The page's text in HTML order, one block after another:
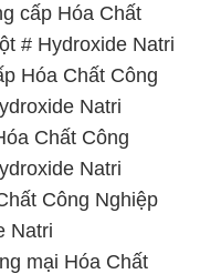
cấp Hóa Chất
# Hydroxide Natri
Hóa Chất Công
Natri
Chất Công
Natri
Công Nghiệp
Natri
mại Hóa Chất